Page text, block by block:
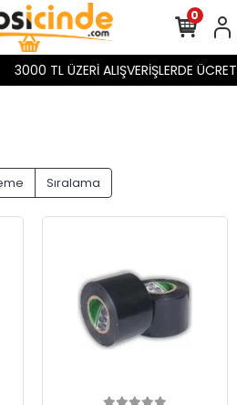
3000 TL ÜZERİ ALIŞVERİŞLERDE
0
Sıralama